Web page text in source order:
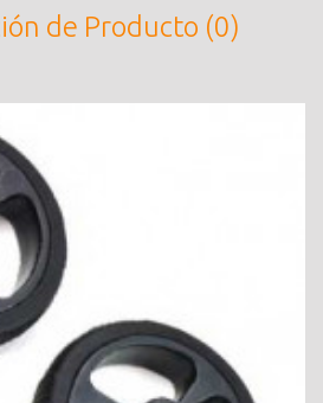
de Producto (0)